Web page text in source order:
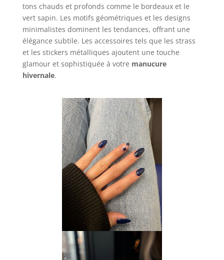
tons chauds et profonds comme le bordeaux et le
vert sapin. Les motifs géométriques et les designs
minimalistes dominent les tendances, offrant une
élégance subtile. Les accessoires tels que les strass
et les stickers métalliques ajoutent une touche
glamour et sophistiquée à votre manucure
hivernale.